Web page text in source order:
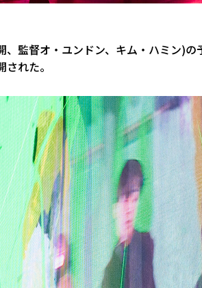
監督オ・ユンドン、キム・ハミン)の
れた。